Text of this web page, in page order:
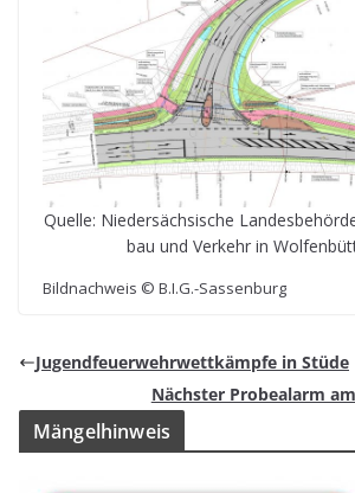
Quelle: Nie­der­säch­si­sche
bau und Ver­kehr in
Bild­nach­weis © B.I.G.-Sassenburg
Jugend­feu­er­wehr­wett­kämpfe in Stüde
Nächs­ter Pro­be­alarm
Män­gel­hin­weis